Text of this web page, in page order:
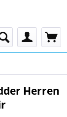
Herren